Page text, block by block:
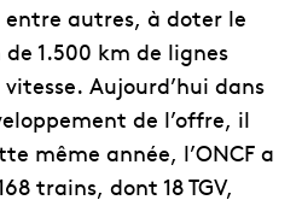
autres, à doter le
1.500 km de lignes
Aujourd’hui dans
de l’offre, il
même année, l’ONCF a
trains, dont 18 TGV,